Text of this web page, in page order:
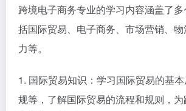
跨境电子商务专业的学习内容涵盖了
括国际贸易、电子商务、市场营销、
力等。
1. 国际贸易知识：学习国际贸易的基
规等，了解国际贸易的流程和规则，